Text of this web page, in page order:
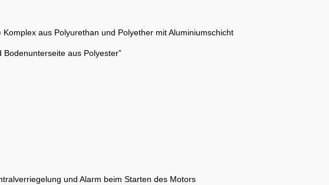
aus Polyurethan und Polyether mit Aluminiumschicht
Bodenunterseite aus Polyester”
und Alarm beim Starten des Motors